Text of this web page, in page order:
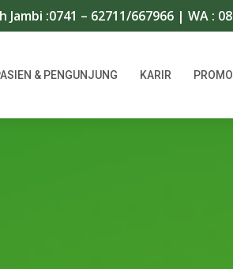
667966 | WA : 08117456716
& PENGUNJUNG KARIR PROMO